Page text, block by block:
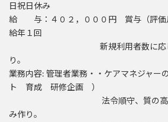
日祝日休み
給 与：４０２，０００円 賞与（評価
給年１回
新規利用者数に応じたイ
り。
業務内容: 管理者業務・・ケアマネジャー
ト 育成 研修企画 ）
法令順守、質の高いサー
み作り。